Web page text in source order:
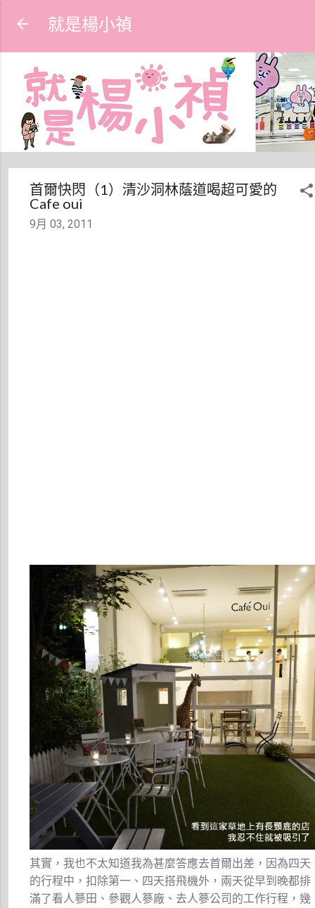
就是楊小禎
首爾快閃（1）清沙洞林蔭道喝超可愛的
Cafe oui
9月 03, 2011
其實，我也不太知道我為甚麼答應去首爾出差，因為四天
的行程中，扣除第一、四天搭飛機外，兩天從早到晚都排
滿了看人篸田、參觀人篸廠、去人篸公司的工作行程，幾